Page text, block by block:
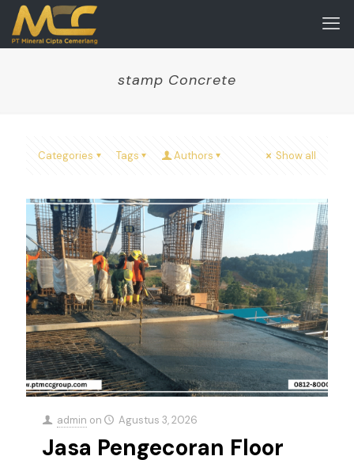
stamp Concrete
Categories Tags Authors Show all
admin on Agustus 3, 2026
Jasa Pengecoran Floor